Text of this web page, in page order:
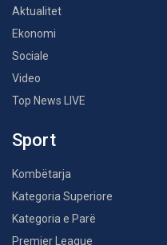
Aktualitet
Ekonomi
Sociale
Video
Top News LIVE
Sport
Kombëtarja
Kategoria Superiore
Kategoria e Parë
Premier League